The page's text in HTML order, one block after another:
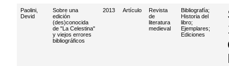
Paolini,
Devid
Sobre una
edición
(des)conocida
de "La Celestina"
y viejos errores
bibliográficos
2013 Artículo
Revista
de
literatura
medieval
Bibliografía;
Historia del
libro;
Ejemplares;
Ediciones